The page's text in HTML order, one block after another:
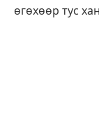
өгөхөөр тус